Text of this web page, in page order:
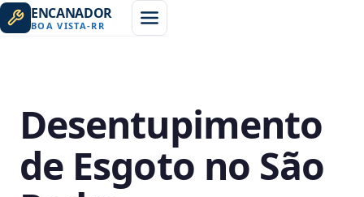
ENCANADOR
BOA VISTA-RR
Desentupimento
de Esgoto no São